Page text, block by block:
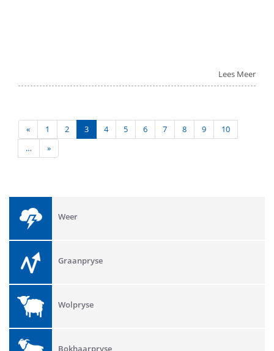
Lees Meer
« 1 2 3 4 5 6 7 8 9
10
…
»
Weer
Graanpryse
Wolpryse
Bokhaarpryse